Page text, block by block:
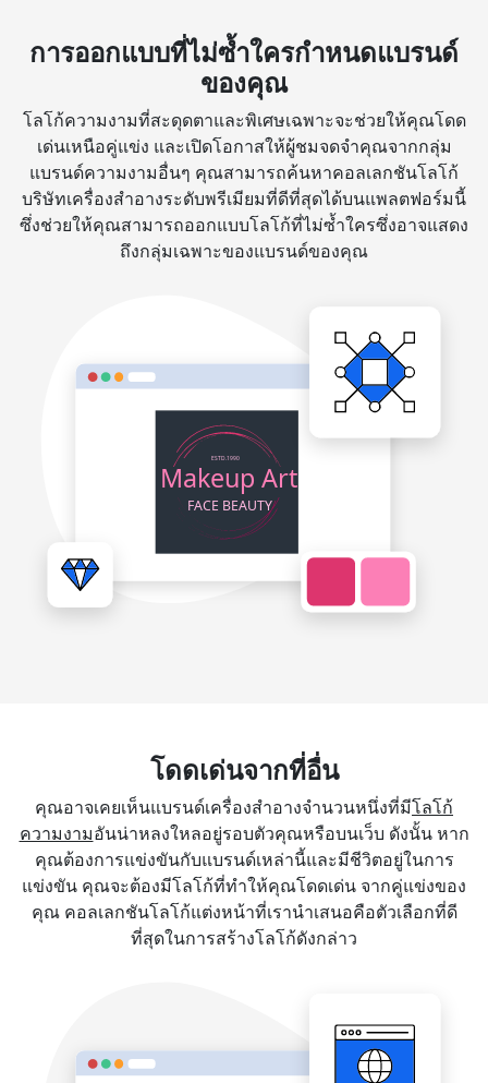
การออกแบบที่ไม่ซ้ำใครกำหนดแบรนด์
ของคุณ
โลโก้ความงามที่สะดุดตาและพิเศษเฉพาะจะช่วยให้คุณโดด
เด่นเหนือคู่แข่ง และเปิดโอกาสให้ผู้ชมจดจำคุณจากกลุ่ม
แบรนด์ความงามอื่นๆ คุณสามารถค้นหาคอลเลกชันโลโก้
บริษัทเครื่องสำอางระดับพรีเมียมที่ดีที่สุดได้บนแพลตฟอร์มนี้
ซึ่งช่วยให้คุณสามารถออกแบบโลโก้ที่ไม่ซ้ำใครซึ่งอาจแสดง
ถึงกลุ่มเฉพาะของแบรนด์ของคุณ
โดดเด่นจากที่อื่น
คุณอาจเคยเห็นแบรนด์เครื่องสำอางจำนวนหนึ่งที่มีโลโก้
ความงามอันน่าหลงใหลอยู่รอบตัวคุณหรือบนเว็บ ดังนั้น หาก
คุณต้องการแข่งขันกับแบรนด์เหล่านี้และมีชีวิตอยู่ในการ
แข่งขัน คุณจะต้องมีโลโก้ที่ทำให้คุณโดดเด่น จากคู่แข่งของ
คุณ คอลเลกชันโลโก้แต่งหน้าที่เรานำเสนอคือตัวเลือกที่ดี
ที่สุดในการสร้างโลโก้ดังกล่าว